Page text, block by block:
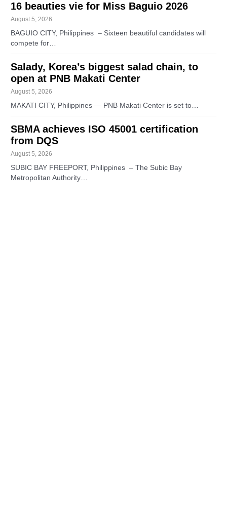
16 beauties vie for Miss Baguio 2026
August 5, 2026
BAGUIO CITY, Philippines – Sixteen beautiful candidates will
compete for…
Salady, Korea’s biggest salad chain, to
open at PNB Makati Center
August 5, 2026
MAKATI CITY, Philippines — PNB Makati Center is set to…
SBMA achieves ISO 45001 certification
from DQS
August 5, 2026
SUBIC BAY FREEPORT, Philippines – The Subic Bay
Metropolitan Authority…